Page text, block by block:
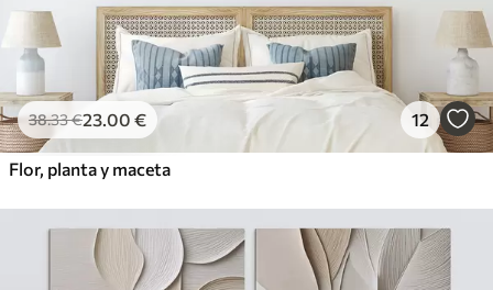
38.33€23.00 € 12
Flor, planta y maceta